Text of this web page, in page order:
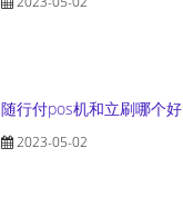
随行付pos机和立刷哪个好
2023-05-02